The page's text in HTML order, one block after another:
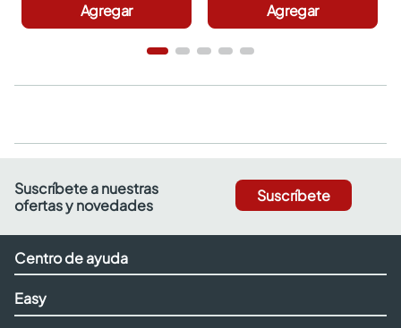
Agregar Agregar
Suscríbete a nuestras
ofertas y novedades
Suscríbete
Centro de ayuda
Easy